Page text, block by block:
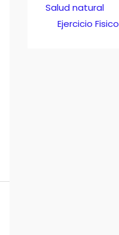
Salud natural
Ejercicio Fisico